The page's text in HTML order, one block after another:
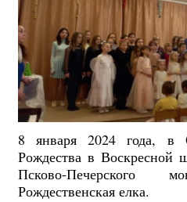
8 января 2024 года, в
Рождества в Воскресной
Псково-Печерского
Рождественская елка.